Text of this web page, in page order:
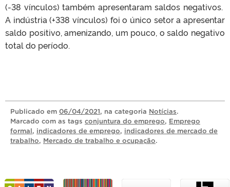
(-38 vínculos) também apresentaram saldos negativos.
A indústria (+338 vínculos) foi o único setor a apresentar
saldo positivo, amenizando, um pouco, o saldo negativo
total do período.
Publicado em 06/04/2021, na categoria Notícias.
Marcado com as tags conjuntura do emprego, Emprego
formal, indicadores de emprego, indicadores de mercado de
trabalho, Mercado de trabalho e ocupação.